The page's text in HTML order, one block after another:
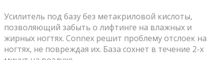
Усилитель под базу без метакриловой кислоты,
позволяющий забыть о лифтинге на влажных и
жирных ногтях. Connex решит проблему отслоек на
ногтях, не повреждая их. База сохнет в течение 2-х